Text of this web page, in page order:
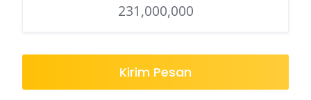
231,000,000
Kirim Pesan